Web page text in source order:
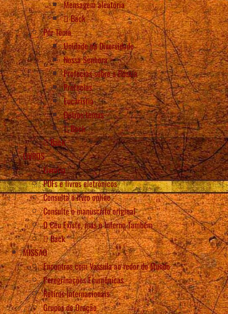
Mensagem aleatória
Back
Por Tema
Unidade na Diversidade
Nossa Senhora
Profecias sobre a Rússia
Profecias
Eucaristia
Outros temas
Back
Back
LIVROS
Livraria
PDFs e livros eletrônicos
Consulta o livro online
Consulte o manuscrito original
O Céu Existe, mas o Inferno Também
Back
MISSÃO
Encontros com Vassula ao redor do Mundo
Peregrinações Ecumênicas
Retiros Internacionais
Grupos de Oração